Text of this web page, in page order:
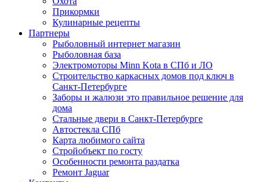
Прикормки
Кулинарные рецепты
Партнеры
Рыболовный интернет магазин
Рыболовная база
Электромоторы Minn Kota в СПб и ЛО
Строительство каркасных домов под ключ в
Санкт-Петербурге
Заборы и жалюзи это правильное решение для
дома
Стальные двери в Санкт-Петербурге
Автостекла СПб
Карта любимого сайта
Стройобъект по госту
Особенности ремонта раздатка
Ремонт Jaguar